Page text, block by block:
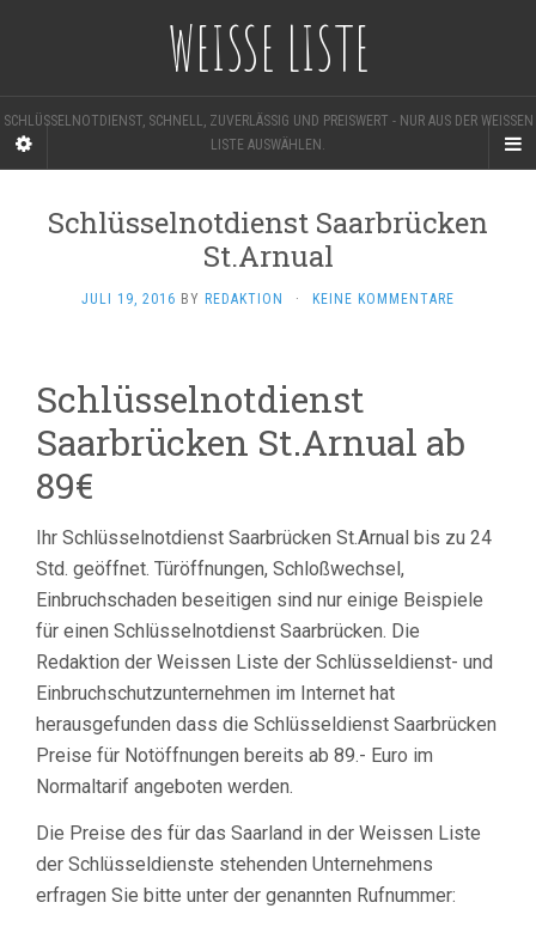
WEISSE LISTE
SCHLÜSSELNOTDIENST, SCHNELL, ZUVERLÄSSIG UND PREISWERT - NUR AUS DER WEISSEN L
ISTE AUSWÄHLEN.
Schlüsselnotdienst Saarbrücken
St.Arnual
JULI 19, 2016 BY REDAKTION · KEINE KOMMENTARE
Schlüsselnotdienst
Saarbrücken St.Arnual ab
89€
Ihr Schlüsselnotdienst Saarbrücken St.Arnual bis zu 24
Std. geöffnet. Türöffnungen, Schloßwechsel,
Einbruchschaden beseitigen sind nur einige Beispiele
für einen Schlüsselnotdienst Saarbrücken. Die
Redaktion der Weissen Liste der Schlüsseldienst- und
Einbruchschutzunternehmen im Internet hat
herausgefunden dass die Schlüsseldienst Saarbrücken
Preise für Notöffnungen bereits ab 89.- Euro im
Normaltarif angeboten werden.
Die Preise des für das Saarland in der Weissen Liste
der Schlüsseldienste stehenden Unternehmens
erfragen Sie bitte unter der genannten Rufnummer: